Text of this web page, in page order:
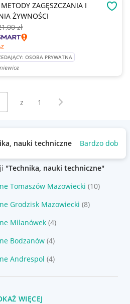
ZAGĘSZCZANIA I
ŻYWNOŚCI
,00 zł
OSOBA PRYWATNA
z 1 Następna strona
nauki techniczne Bardzo dobry
"Technika, nauki techniczne"
Tomaszów Mazowiecki (10)
Grodzisk Mazowiecki (8)
Milanówek (4)
Bodzanów (4)
Andrespol (4)
WIĘCEJ